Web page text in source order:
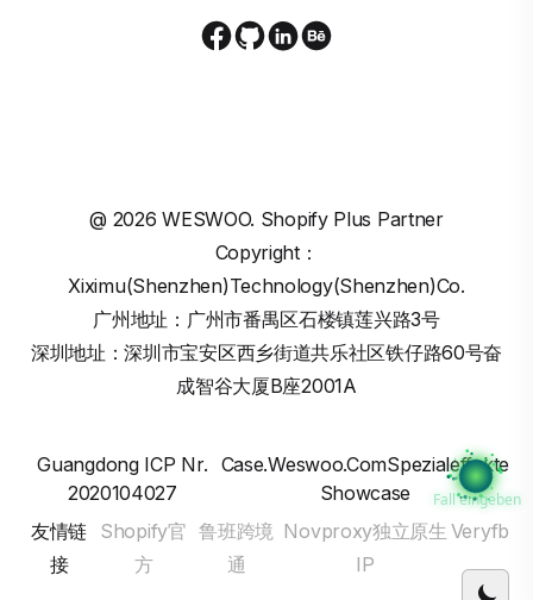
Fall eingeben
@ 2026 WESWOO. Shopify Plus Partner
Copyright：
Xiximu(Shenzhen)Technology(Shenzhen)Co.
广州地址：广州市番禺区石楼镇莲兴路3号
深圳地址：深圳市宝安区西乡街道共乐社区铁仔路60号奋
成智谷大厦B座2001A
Guangdong ICP Nr.
2020104027
Case.weswoo.comSpezialeffekte
Showcase
友情链
接
Shopify官
方
鲁班跨境
通
Novproxy独立原生
IP
Veryfb